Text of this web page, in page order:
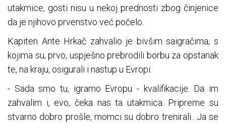
utakmice, gosti nisu u nekoj prednosti zbog činjenice
da je njihovo prvenstvo već počelo.
Kapiten Ante Hrkač zahvalio je bivšim saigračima, s
kojima su, prvo, uspješno prebrodili borbu za opstanak
te, na kraju, osigurali i nastup u Evropi.
- Sada smo tu, igramo Evropu - kvalifikacije. Da im
zahvalim i, evo, čeka nas ta utakmica. Pripreme su
stvarno dobro prošle, momci su dobro trenirali…Ja se